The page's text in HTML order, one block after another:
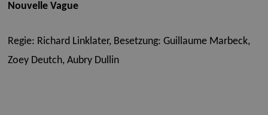
Nouvelle Vague
Regie: Richard Linklater, Besetzung: Guillaume Marbeck,
Zoey Deutch, Aubry Dullin